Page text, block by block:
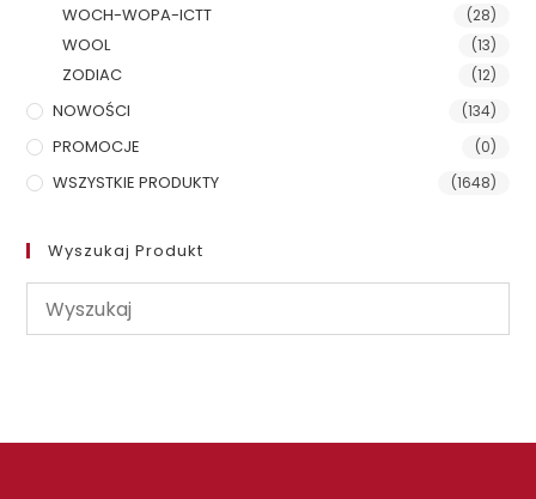
WOCH-WOPA-ICTT (28)
WOOL (13)
ZODIAC (12)
NOWOŚCI (134)
PROMOCJE (0)
WSZYSTKIE PRODUKTY (1648)
Wyszukaj Produkt